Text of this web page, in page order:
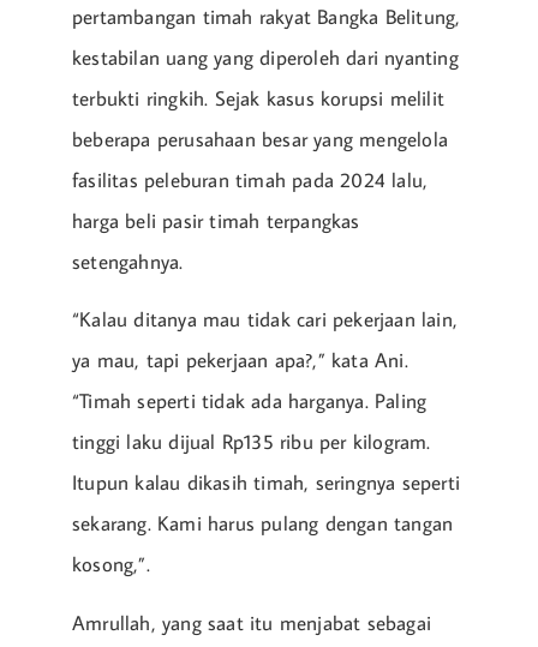
pertambangan timah rakyat Bangka Belitung,
kestabilan uang yang diperoleh dari nyanting
terbukti ringkih. Sejak kasus korupsi melilit
beberapa perusahaan besar yang mengelola
fasilitas peleburan timah pada 2024 lalu,
harga beli pasir timah terpangkas
setengahnya.
“Kalau ditanya mau tidak cari pekerjaan lain,
ya mau, tapi pekerjaan apa?,” kata Ani.
“Timah seperti tidak ada harganya. Paling
tinggi laku dijual Rp135 ribu per kilogram.
Itupun kalau dikasih timah, seringnya seperti
sekarang. Kami harus pulang dengan tangan
kosong,”.
Amrullah, yang saat itu menjabat sebagai